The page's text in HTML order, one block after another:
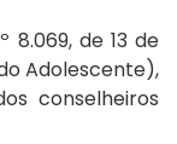
8.069, de 13 de
Adolescente),
conselheiros